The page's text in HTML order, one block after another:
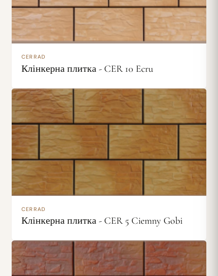
CERRAD
Клінкерна плитка - CER 10 Ecru
CERRAD
Клінкерна плитка - CER 5 Ciemny Gobi